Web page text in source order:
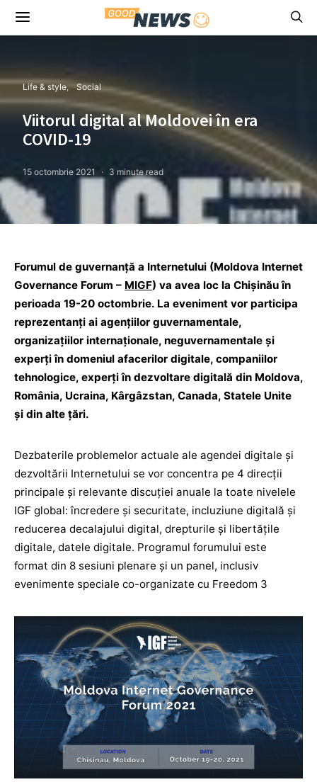
Life & style Social
Viitorul digital al Moldovei în era
COVID-19
15 octombrie 2021 3 minute read
Forumul de guvernanță a Internetului (Moldova Internet
Governance Forum – MIGF) va avea loc la Chișinău în
perioada 19-20 octombrie. La eveniment vor participa
reprezentanți ai agențiilor guvernamentale,
organizațiilor internaționale, neguvernamentale și
experți în domeniul afacerilor digitale, companiilor
tehnologice, experți în dezvoltare digitală din Moldova,
România, Ucraina, Kârgâzstan, Canada, Statele Unite
și din alte țări.
Dezbaterile problemelor actuale ale agendei digitale și
dezvoltării Internetului se vor concentra pe 4 direcții
principale și relevante discuției anuale la toate nivelele
IGF global: încredere și securitate, incluziune digitală și
reducerea decalajului digital, drepturile și libertățile
digitale, datele digitale. Programul forumului este
format din 8 sesiuni plenare și un panel, inclusiv
evenimente speciale co-organizate cu Freedom 3